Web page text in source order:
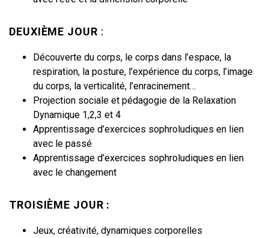
DEUXIÈME JOUR :
Découverte du corps, le corps dans l’espace, la
respiration, la posture, l’expérience du corps, l’image
du corps, la verticalité, l’enracinement…
Projection sociale et pédagogie de la Relaxation
Dynamique 1,2,3 et 4
Apprentissage d’exercices sophroludiques en lien
avec le passé
Apprentissage d’exercices sophroludiques en lien
avec le changement
TROISIÈME JOUR :
Jeux, créativité, dynamiques corporelles